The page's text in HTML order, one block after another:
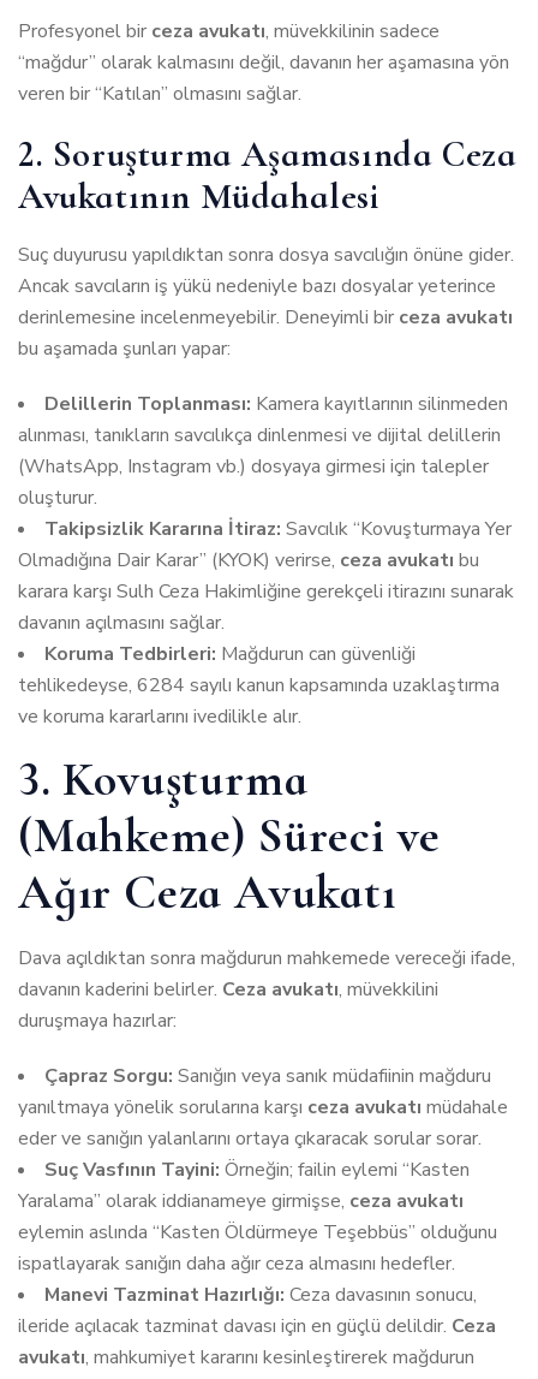
Profesyonel bir ceza avukatı, müvekkilinin sadece
“mağdur” olarak kalmasını değil, davanın her aşamasına yön
veren bir “Katılan” olmasını sağlar.
2. Soruşturma Aşamasında Ceza
Avukatının Müdahalesi
Suç duyurusu yapıldıktan sonra dosya savcılığın önüne gider.
Ancak savcıların iş yükü nedeniyle bazı dosyalar yeterince
derinlemesine incelenmeyebilir. Deneyimli bir ceza avukatı
bu aşamada şunları yapar:
Delillerin Toplanması: Kamera kayıtlarının silinmeden
alınması, tanıkların savcılıkça dinlenmesi ve dijital delillerin
(WhatsApp, Instagram vb.) dosyaya girmesi için talepler
oluşturur.
Takipsizlik Kararına İtiraz: Savcılık “Kovuşturmaya Yer
Olmadığına Dair Karar” (KYOK) verirse, ceza avukatı bu
karara karşı Sulh Ceza Hakimliğine gerekçeli itirazını sunarak
davanın açılmasını sağlar.
Koruma Tedbirleri: Mağdurun can güvenliği
tehlikedeyse, 6284 sayılı kanun kapsamında uzaklaştırma
ve koruma kararlarını ivedilikle alır.
3. Kovuşturma
(Mahkeme) Süreci ve
Ağır Ceza Avukatı
Dava açıldıktan sonra mağdurun mahkemede vereceği ifade,
davanın kaderini belirler. Ceza avukatı, müvekkilini
duruşmaya hazırlar:
Çapraz Sorgu: Sanığın veya sanık müdafiinin mağduru
yanıltmaya yönelik sorularına karşı ceza avukatı müdahale
eder ve sanığın yalanlarını ortaya çıkaracak sorular sorar.
Suç Vasfının Tayini: Örneğin; failin eylemi “Kasten
Yaralama” olarak iddianameye girmişse, ceza avukatı
eylemin aslında “Kasten Öldürmeye Teşebbüs” olduğunu
ispatlayarak sanığın daha ağır ceza almasını hedefler.
Manevi Tazminat Hazırlığı: Ceza davasının sonucu,
ileride açılacak tazminat davası için en güçlü delildir. Ceza
avukatı, mahkumiyet kararını kesinleştirerek mağdurun